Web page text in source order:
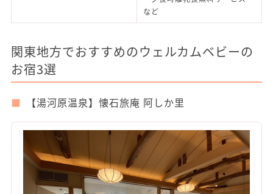
など
関東地方でおすすめのウェルカムベビーの
お宿3選
【湯河原温泉】懐石旅庵 阿しか里